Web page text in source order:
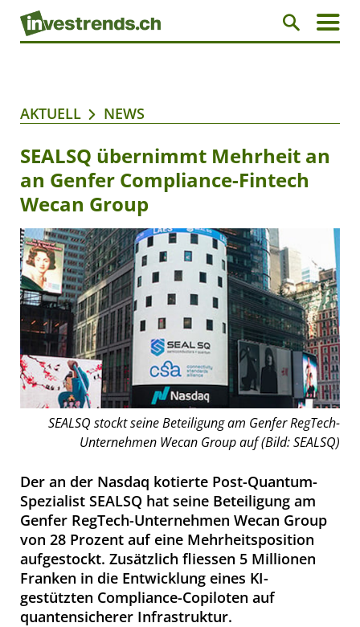
AKTUELL NEWS
SEALSQ übernimmt Mehrheit an
an Genfer Compliance-Fintech
Wecan Group
SEALSQ stockt seine Beteiligung am Genfer RegTech-
Unternehmen Wecan Group auf (Bild: SEALSQ)
Der an der Nasdaq kotierte Post-Quantum-
Spezialist SEALSQ hat seine Beteiligung am
Genfer RegTech-Unternehmen Wecan Group
von 28 Prozent auf eine Mehrheitsposition
aufgestockt. Zusätzlich fliessen 5 Millionen
Franken in die Entwicklung eines KI-
gestützten Compliance-Copiloten auf
quantensicherer Infrastruktur.